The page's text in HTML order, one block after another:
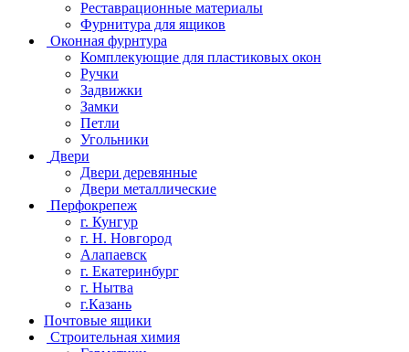
Реставрационные материалы
Фурнитура для ящиков
Оконная фурнтура
Комплекующие для пластиковых окон
Ручки
Задвижки
Замки
Петли
Угольники
Двери
Двери деревянные
Двери металлические
Перфокрепеж
г. Кунгур
г. Н. Новгород
Алапаевск
г. Екатеринбург
г. Нытва
г.Казань
Почтовые ящики
Строительная химия